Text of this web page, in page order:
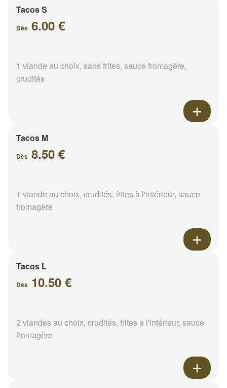
Tacos S
Dès 6.00 €
1 viande au choix, sans frites, sauce fromagère,
crudités
Tacos M
Dès 8.50 €
1 viande au choix, crudités, frites à l'intérieur, sauce
fromagère
Tacos L
Dès 10.50 €
2 viandes au choix, crudités, frites a l'intérieur, sauce
fromagère